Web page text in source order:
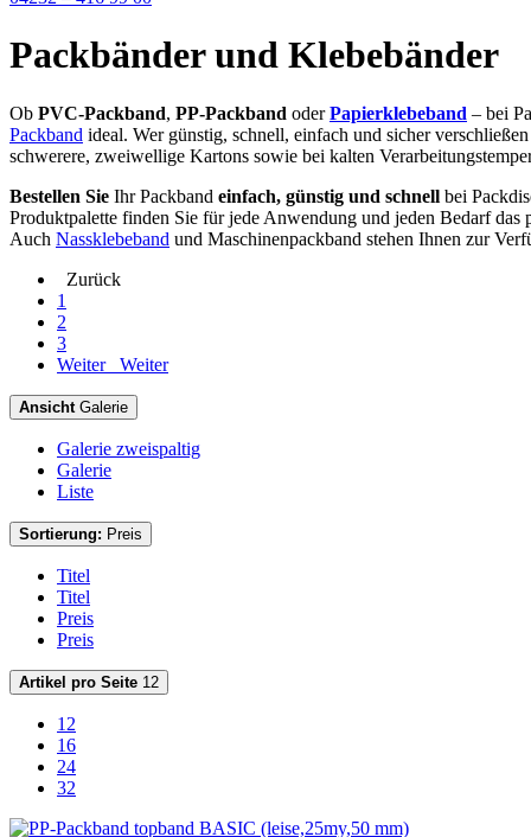
Packbänder und Klebebänder
Ob PVC-Packband, PP-Packband oder Papierklebeband – bei
Packband ideal. Wer günstig, schnell, einfach und sicher
schwerere, zweiwellige Kartons sowie bei kalten
Bestellen Sie Ihr Packband einfach, günstig und schnell bei
Produktpalette finden Sie für jede Anwendung und jeden Bedarf das
Auch Nassklebeband und Maschinenpackband stehen Ihnen zur
Zurück
1
2
3
Weiter
Weiter
Ansicht Galerie
Galerie zweispaltig
Galerie
Liste
Sortierung: Preis
Titel
Titel
Preis
Preis
Artikel pro Seite 12
12
16
24
32